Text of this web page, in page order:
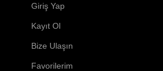
Giriş Yap
Kayıt Ol
Bize Ulaşın
Favorilerim